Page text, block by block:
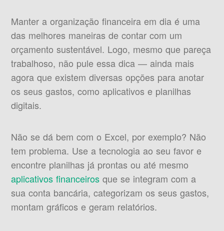
Manter a organização financeira em dia é uma
das melhores maneiras de contar com um
orçamento sustentável. Logo, mesmo que pareça
trabalhoso, não pule essa dica — ainda mais
agora que existem diversas opções para anotar
os seus gastos, como aplicativos e planilhas
digitais.
Não se dá bem com o Excel, por exemplo? Não
tem problema. Use a tecnologia ao seu favor e
encontre planilhas já prontas ou até mesmo
aplicativos financeiros que se integram com a
sua conta bancária, categorizam os seus gastos,
montam gráficos e geram relatórios.